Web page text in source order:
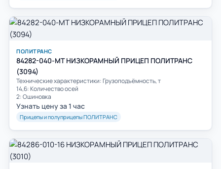
ПОЛИТРАНС
84282-040-МТ НИЗКОРАМНЫЙ ПРИЦЕП ПОЛИТРАНС
(3094)
Технические характеристики: Грузоподъёмность, т
14,6: Количество осей
2: Ошиновка
Узнать цену за 1 час
Прицепы и полуприцепы ПОЛИТРАНС